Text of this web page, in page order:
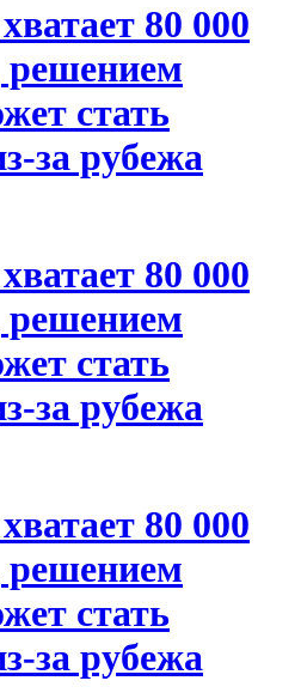
80 000
решением
стать
за рубежа
80 000
решением
стать
за рубежа
80 000
решением
стать
за рубежа